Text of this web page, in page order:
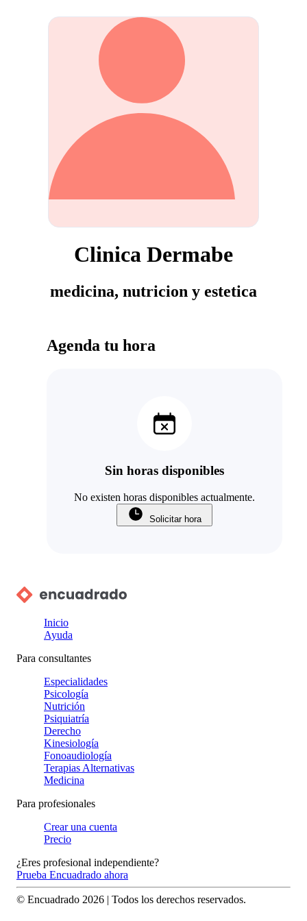
Clinica Dermabe
medicina, nutricion y estetica
Agenda tu hora
Sin horas disponibles
No existen horas disponibles actualmente.
Solicitar hora
Inicio
Ayuda
Para consultantes
Especialidades
Psicología
Nutrición
Psiquiatría
Derecho
Kinesiología
Fonoaudiología
Terapias Alternativas
Medicina
Para profesionales
Crear una cuenta
Precio
¿Eres profesional independiente?
Prueba Encuadrado ahora
© Encuadrado 2026 | Todos los derechos reservados.